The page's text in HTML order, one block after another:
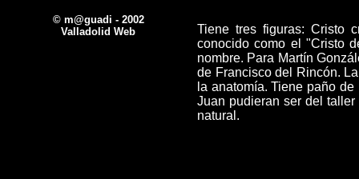
© m@guadi - 2002
Valladolid Web
Tiene tres figuras: Cristo
conocido como el "Cristo
nombre. Para Martín
de Francisco del Rincón.
la anatomía. Tiene paño
Juan pudieran ser del
natural.